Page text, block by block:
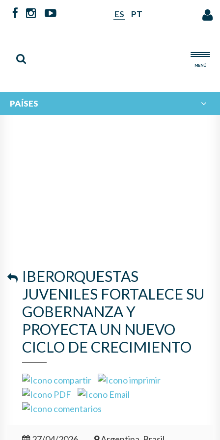
ES PT
MENÚ
PAÍSES
IBERORQUESTAS
JUVENILES FORTALECE SU
GOBERNANZA Y
PROYECTA UN NUEVO
CICLO DE CRECIMIENTO